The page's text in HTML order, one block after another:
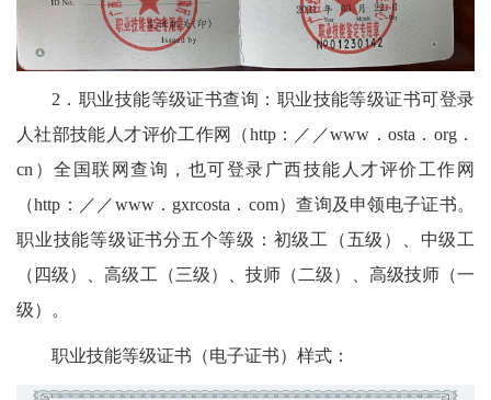
2．职业技能等级证书查询：职业技能等级证书可登录
人社部技能人才评价工作网（http：／／www．osta．org．
cn）全国联网查询，也可登录广西技能人才评价工作网
（http：／／www．gxrcosta．com）查询及申领电子证书。
职业技能等级证书分五个等级：初级工（五级）、中级工
（四级）、高级工（三级）、技师（二级）、高级技师（一
级）。
职业技能等级证书（电子证书）样式：